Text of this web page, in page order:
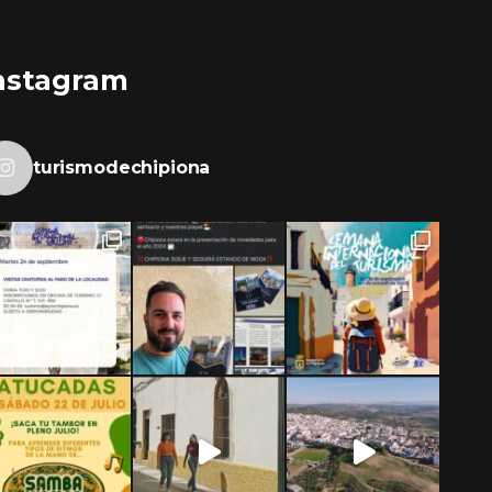
turismodechipiona